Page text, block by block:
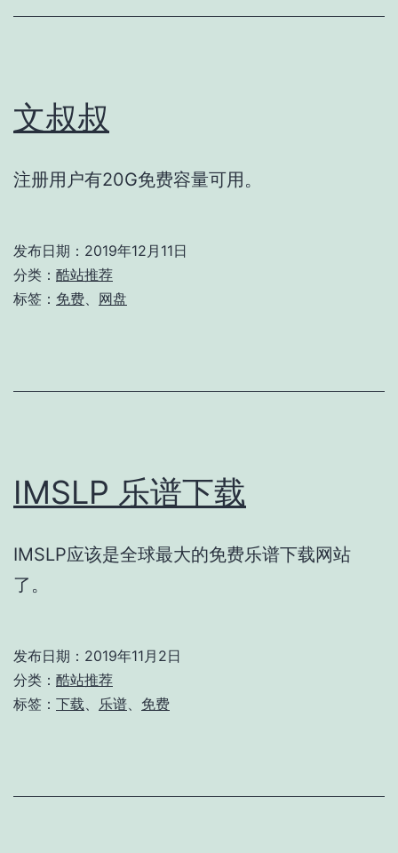
文叔叔
注册用户有20G免费容量可用。
发布日期： 2019年12月11日
分类： 酷站推荐
标签： 免费 网盘
IMSLP 乐谱下载
IMSLP应该是全球最大的免费乐谱下载网站
了。
发布日期： 2019年11月2日
分类： 酷站推荐
标签： 下载 乐谱 免费